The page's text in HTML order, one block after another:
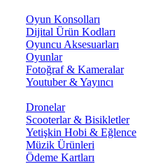
Oyun Konsolları
Dijital Ürün Kodları
Oyuncu Aksesuarları
Oyunlar
Fotoğraf & Kameralar
Youtuber & Yayıncı
Dronelar
Scooterlar & Bisikletler
Yetişkin Hobi & Eğlence
Müzik Ürünleri
Ödeme Kartları